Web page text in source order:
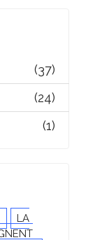
(37)
(24)
(1)
LA